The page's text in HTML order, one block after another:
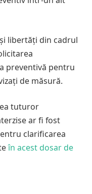
libertăți din cadrul
preventivă pentru
de măsură.
tuturor
ar fi fost
clarificarea
în acest dosar de